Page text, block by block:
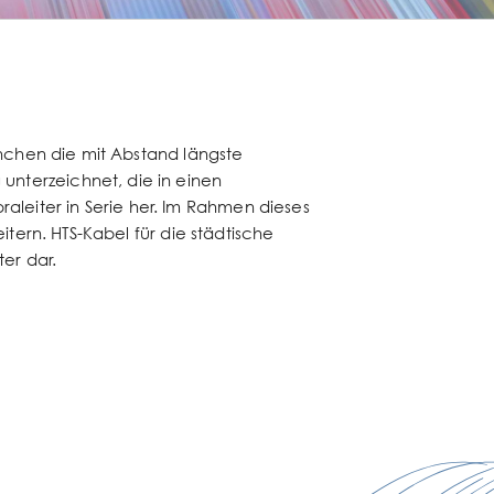
die mit Abstand längste
die in einen
in Serie her. Im Rahmen dieses
HTS-Kabel für die städtische
dar.